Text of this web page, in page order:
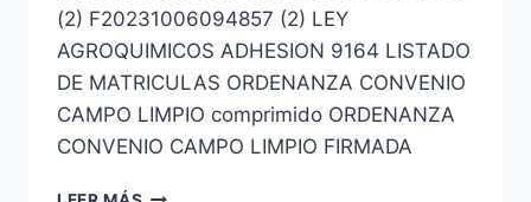
(2) F20231006094857 (2) LEY
AGROQUIMICOS ADHESION 9164 LISTADO
DE MATRICULAS ORDENANZA CONVENIO
CAMPO LIMPIO comprimido ORDENANZA
CONVENIO CAMPO LIMPIO FIRMADA